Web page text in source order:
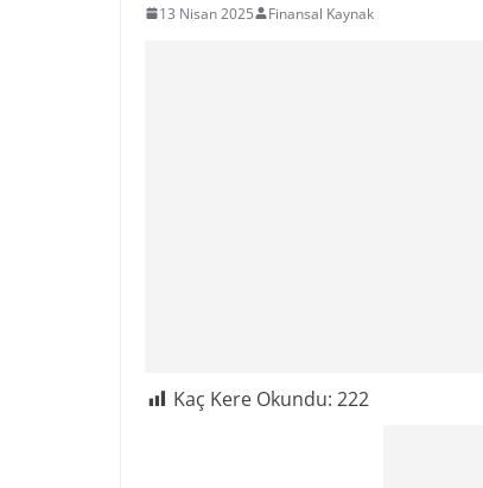
13 Nisan 2025 Finansal Kaynak
Kaç Kere Okundu: 222